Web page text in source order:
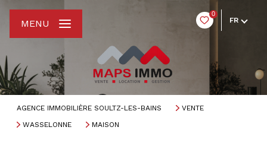
0
FR
MENU
AGENCE IMMOBILIÈRE SOULTZ-LES-BAINS
VENTE
WASSELONNE
MAISON